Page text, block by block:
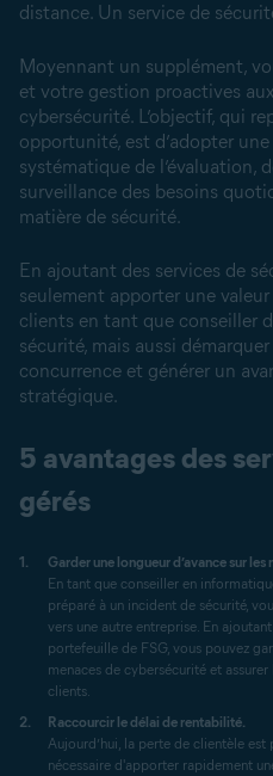
distance. Un service de
Moyennant un supplément,
et votre gestion proactives
cybersécurité. L’objectif, qui
opportunité, est d’adopter
systématique de l’évaluation,
surveillance des besoins
matière de sécurité.
En ajoutant des services de
seulement apporter une
clients en tant que conseiller
sécurité, mais aussi
concurrence et générer un
stratégique.
5 avantages des
gérés
Garder une longueur d’avance sur
En tant que conseiller en
préparé à un incident de sécurité,
vers une autre entreprise. En
portefeuille de FSG, vous pouvez
menaces de cybersécurité et
clients.
Raccourcir le délai de rentabilité.
Aujourd’hui, la perte de clientèle
nécessaire d'apporter rapidement